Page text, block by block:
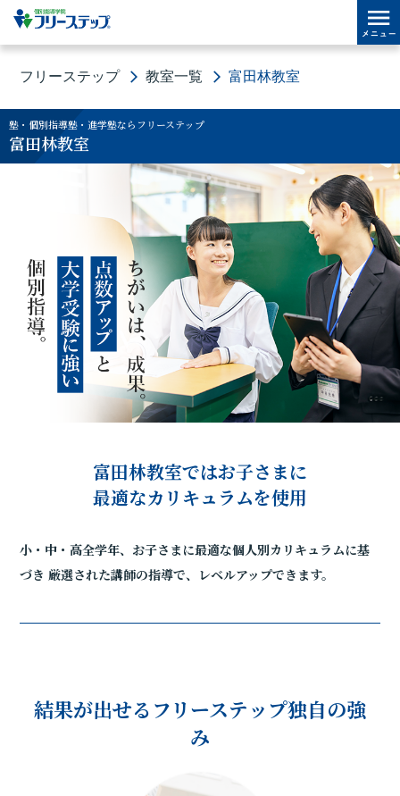
フリーステップ 教室一覧 富田林教室
塾・個別指導塾・進学塾ならフリーステップ
富田林教室
富田林教室ではお子さまに
最適なカリキュラムを使用
小・中・高全学年、お子さまに最適な個人別カリキュラムに基
づき 厳選された講師の指導で、レベルアップできます。
結果が出せるフリーステップ独自の強
み